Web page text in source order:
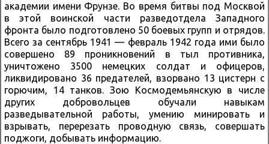
академии имени Фрунзе. Во время битвы под Москвой
в этой воинской части разведотдела Западного
фронта было подготовлено 50 боевых групп и отрядов.
Всего за сентябрь 1941 — февраль 1942 года ими было
совершено 89 проникновений в тыл противника,
уничтожено 3500 немецких солдат и офицеров,
ликвидировано 36 предателей, взорвано 13 цистерн с
горючим, 14 танков. Зою Космодемьянскую в числе
других добровольцев обучали навыкам
разведывательной работы, умению минировать и
взрывать, перерезать проводную связь, совершать
поджоги, добывать информацию.